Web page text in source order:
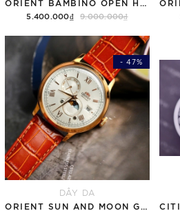
5.400.000₫ 9.000.000₫
- 47%
DÂY DA